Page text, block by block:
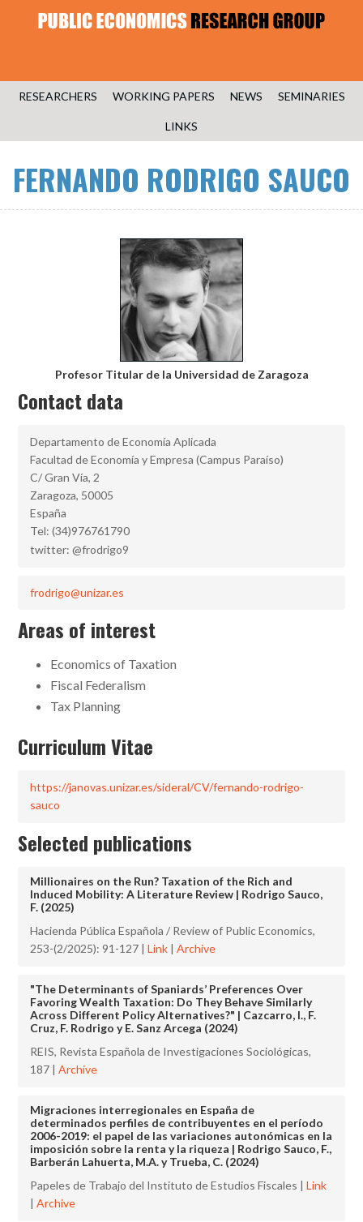
RESEARCHERS WORKING PAPERS NEWS SEMINARIES
LINKS
FERNANDO RODRIGO SAUCO
Profesor Titular de la Universidad de Zaragoza
Contact data
Departamento de Economía Aplicada
Facultad de Economía y Empresa (Campus Paraíso)
C/ Gran Vía, 2
Zaragoza, 50005
España
Tel: (34)976761790
twitter: @frodrigo9
frodrigo@unizar.es
Areas of interest
Economics of Taxation
Fiscal Federalism
Tax Planning
Curriculum Vitae
https://janovas.unizar.es/sideral/CV/fernando-rodrigo-
sauco
Selected publications
Millionaires on the Run? Taxation of the Rich and
Induced Mobility: A Literature Review | Rodrigo Sauco,
F. (2025)
Hacienda Pública Española / Review of Public Economics,
253-(2/2025): 91-127 |Link |Archive
"The Determinants of Spaniards’ Preferences Over
Favoring Wealth Taxation: Do They Behave Similarly
Across Different Policy Alternatives?" | Cazcarro, I., F.
Cruz, F. Rodrigo y E. Sanz Arcega (2024)
REIS, Revista Española de Investigaciones Sociológicas,
187 |Archive
Migraciones interregionales en España de
determinados perfiles de contribuyentes en el período
2006-2019: el papel de las variaciones autonómicas en la
imposición sobre la renta y la riqueza | Rodrigo Sauco, F.,
Barberán Lahuerta, M.A. y Trueba, C. (2024)
Papeles de Trabajo del Instituto de Estudios Fiscales |Link
|Archive